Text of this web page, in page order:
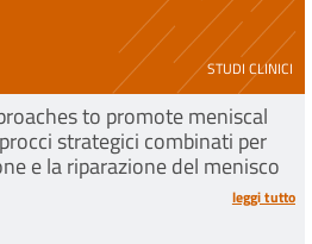
STUDI CLINICI
to promote meniscal
strategici combinati per
e la riparazione del menisco
leggi tutto